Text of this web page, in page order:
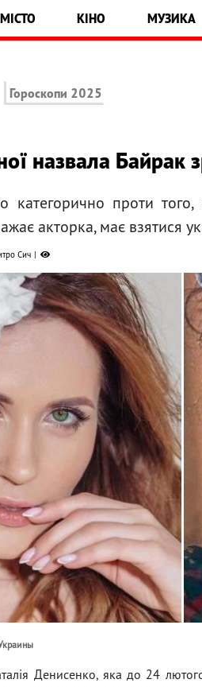
МІСТО КІНО МУЗИКА
Гороскопи 2025
назвала Байрак
категорично проти
акторка, має взятися
Сич
Денисенко, яка до 24